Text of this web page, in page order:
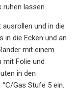
ruhen lassen.
und in die
in die Ecken und an
mit einem
mit Folie und
in den
Gas Stufe 5 ein.